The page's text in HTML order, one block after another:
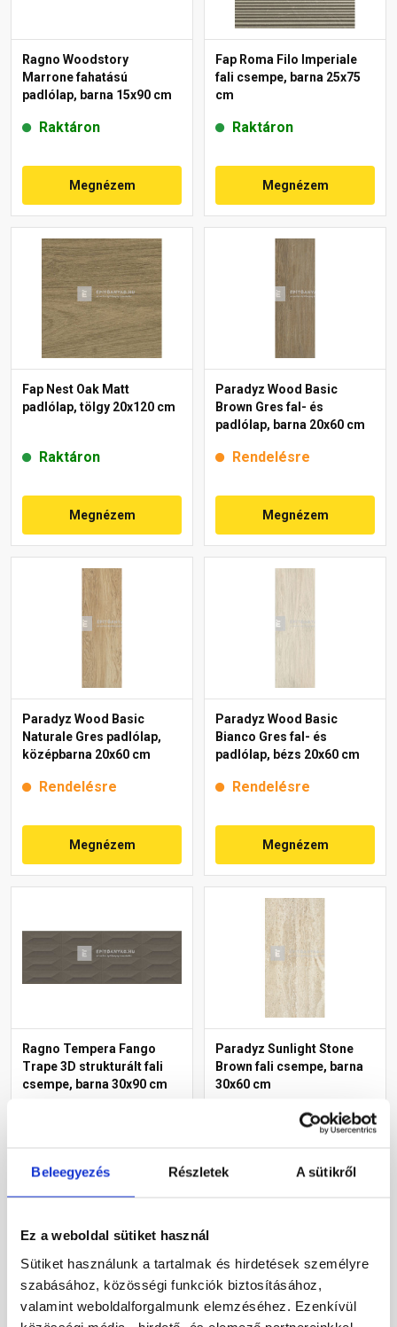
Beleegyezés Részletek A sütikről
Ez a weboldal sütiket használ
Sütiket használunk a tartalmak és hirdetések személyre
szabásához, közösségi funkciók biztosításához,
valamint weboldalforgalmunk elemzéséhez. Ezenkívül
Ragno Woodstory
Marrone fahatású
padlólap, barna 15x90 cm
Raktáron
Megnézem
Fap Roma Filo Imperiale
fali csempe, barna 25x75
cm
Raktáron
Megnézem
Fap Nest Oak Matt
padlólap, tölgy 20x120 cm
Raktáron
Megnézem
Paradyz Wood Basic
Brown Gres fal- és
padlólap, barna 20x60 cm
Rendelésre
Megnézem
Paradyz Wood Basic
Naturale Gres padlólap,
középbarna 20x60 cm
Rendelésre
Megnézem
Paradyz Wood Basic
Bianco Gres fal- és
padlólap, bézs 20x60 cm
Rendelésre
Megnézem
Ragno Tempera Fango
Trape 3D strukturált fali
csempe, barna 30x90 cm
18 590 Ft/ m2
Paradyz Sunlight Stone
Brown fali csempe, barna
30x60 cm
Rendelésre